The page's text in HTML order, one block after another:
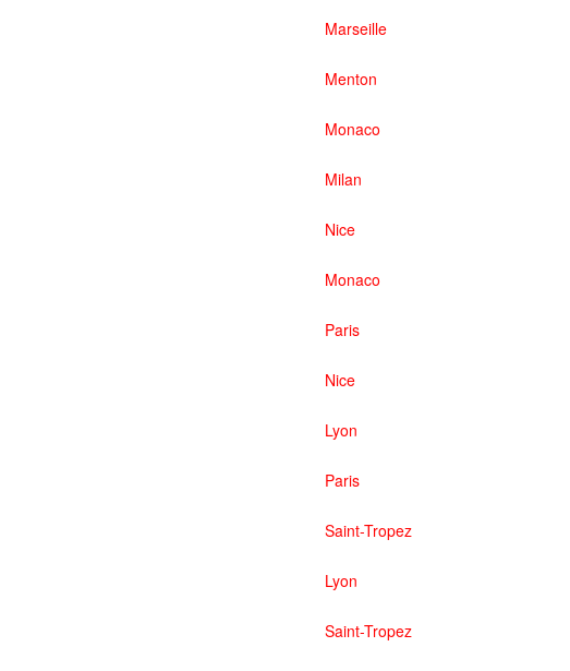
Marseille
Menton
Monaco
Milan
Nice
Monaco
Paris
Nice
Lyon
Paris
Saint-Tropez
Lyon
Saint-Tropez